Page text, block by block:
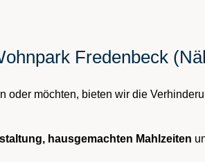
Fredenbeck
möchten, bieten wir die
hausgemachten Mahlzeiten